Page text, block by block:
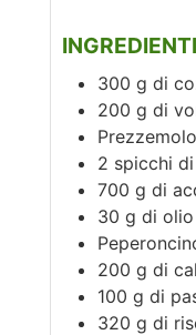
INGREDIENTI
300 g di
200 g di
2 spicchi
700 g di
30 g di
200 g di
100 g di
320 g di